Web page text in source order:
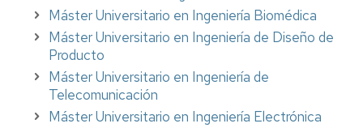
Máster Universitario en Ingeniería Biomédica
Máster Universitario en Ingeniería de Diseño de
Producto
Máster Universitario en Ingeniería de
Telecomunicación
Máster Universitario en Ingeniería Electrónica